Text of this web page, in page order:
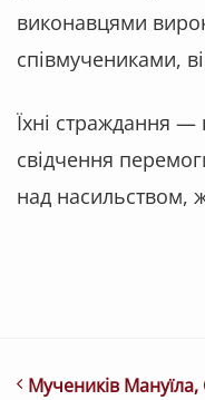
виконавцями
співмучениками,
Їхні страждання —
свідчення
над насильством,
Мучеників Мануїла,